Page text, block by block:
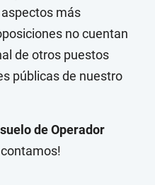
más
no cuentan
de otros puestos
públicas de nuestro
de Operador
contamos!